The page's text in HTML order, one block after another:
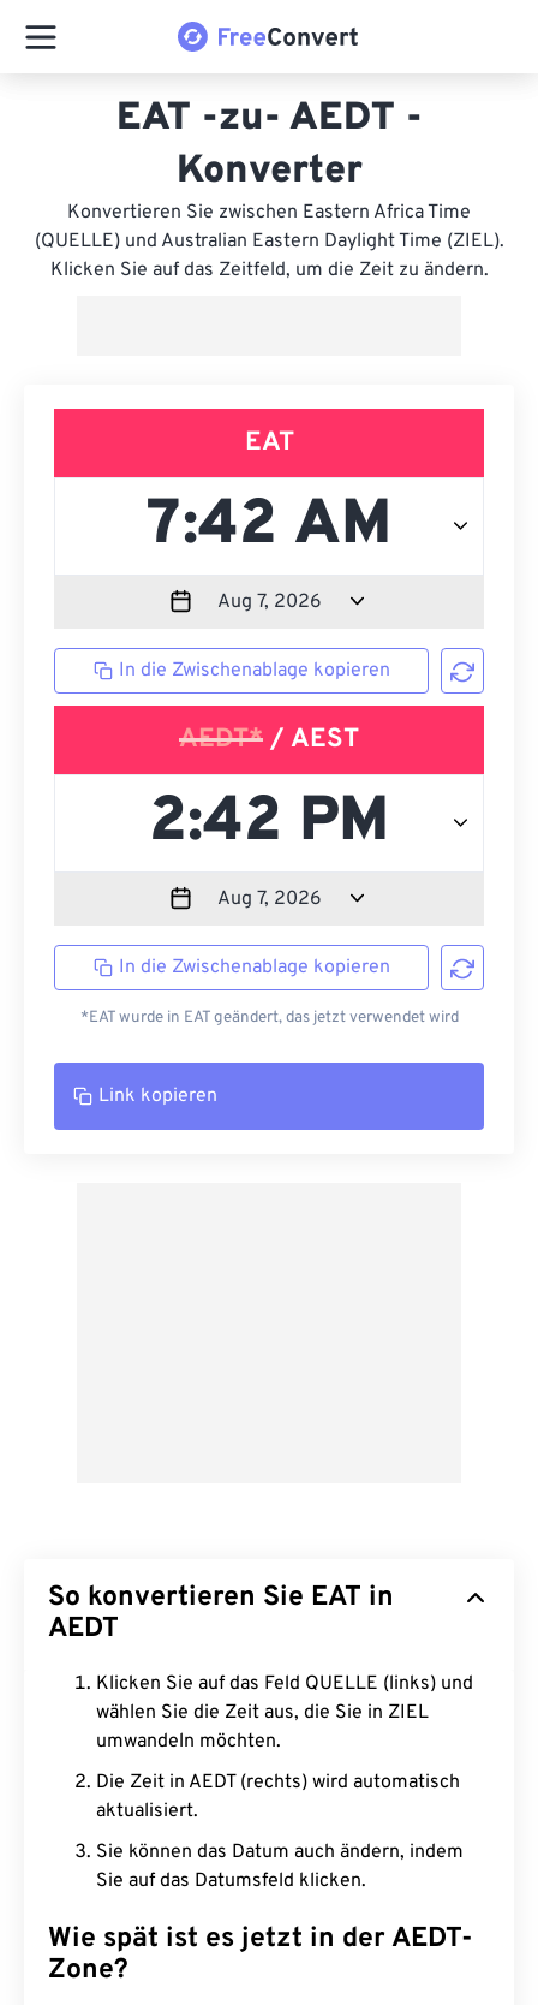
EAT -zu- AEDT -
Konverter
Konvertieren Sie zwischen Eastern Africa Time
(QUELLE) und Australian Eastern Daylight Time (ZIEL).
Klicken Sie auf das Zeitfeld, um die Zeit zu ändern.
EAT
In die Zwischenablage kopieren
AEDT* / AEST
In die Zwischenablage kopieren
*EAT wurde in EAT geändert, das jetzt verwendet wird
Link kopieren
So konvertieren Sie EAT in
AEDT
Klicken Sie auf das Feld QUELLE (links) und
wählen Sie die Zeit aus, die Sie in ZIEL
umwandeln möchten.
Die Zeit in AEDT (rechts) wird automatisch
aktualisiert.
Sie können das Datum auch ändern, indem
Sie auf das Datumsfeld klicken.
Wie spät ist es jetzt in der AEDT-
Zone?